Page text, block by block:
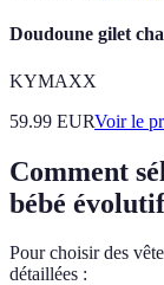
Doudoune gilet
KYMAXX
59.99 EURVoir le
Comment
bébé
Pour choisir des
détaillées :